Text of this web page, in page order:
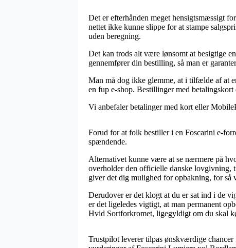
Det er efterhånden meget hensigtsmæssigt
nettet ikke kunne slippe for at stampe
uden beregning.
Det kan trods alt være lønsomt at besigtige
gennemfører din bestilling, så man er
Man må dog ikke glemme, at i tilfælde af at
en fup e-shop. Bestillinger med
Vi anbefaler betalinger med kort eller
Forud for at folk bestiller i en Foscarini e-
spændende.
Alternativet kunne være at se nærmere på
overholder den officielle danske lovgivning,
giver det dig mulighed for opbakning, for
Derudover er det klogt at du er sat ind i de
er det ligeledes vigtigt, at man permanent
Hvid Sortforkromet, ligegyldigt om du skal
Trustpilot leverer tilpas ønskværdige chancer